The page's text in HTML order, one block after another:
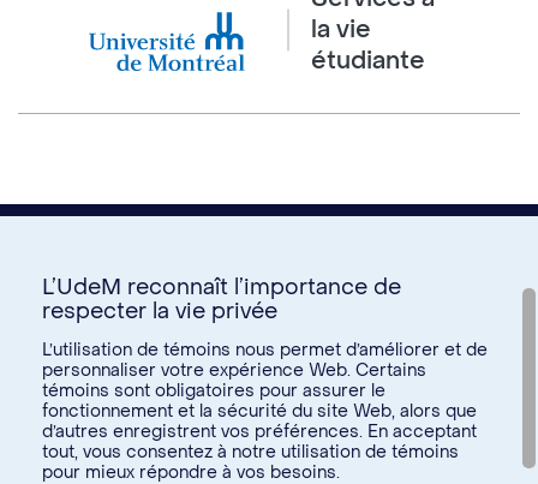
la vie
étudiante
Nous joindre
Voir tous les liens
Calendrier de la vie étudiante
Ateliers culturels
L’UdeM reconnaît l’importance de
respecter la vie privée
L’utilisation de témoins nous permet d’améliorer et de
personnaliser votre expérience Web. Certains
témoins sont obligatoires pour assurer le
fonctionnement et la sécurité du site Web, alors que
d’autres enregistrent vos préférences. En acceptant
tout, vous consentez à notre utilisation de témoins
pour mieux répondre à vos besoins.